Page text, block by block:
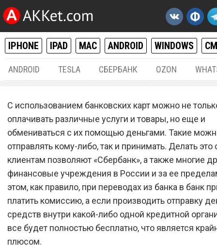
IPHONE IPAD MAC ANDROID WINDOWS
ANDROID TESLA СБЕРБАНК OZON
«Сбербанк» сильно
переводы на банковские
С использованием банковских карт можно не
оплачивать различные услуги и товары, но еще и
обмениваться с их помощью деньгами. Такие
отправлять кому-либо, так и принимать. Делать это
клиентам позволяют «Сбербанк», а также многие
финансовые учреждения в России и за ее
этом, как правило, при переводах из банка в банк
платить комиссию, а если производить отправку
средств внутри какой-либо одной кредитной
все будет полностью бесплатно, что является
плюсом.